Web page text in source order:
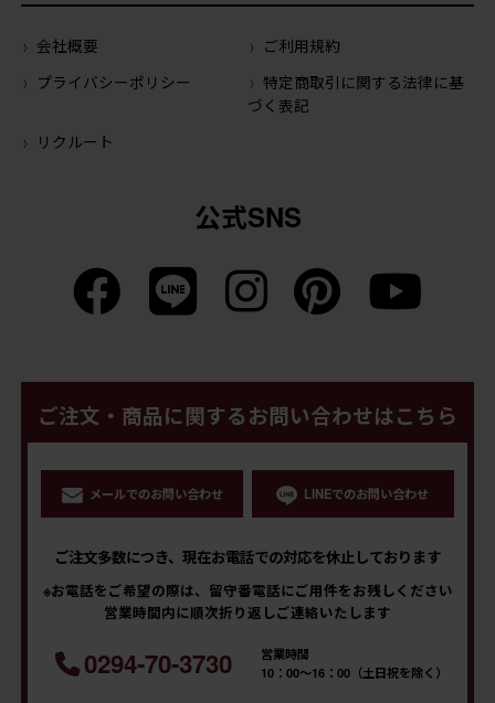
会社概要
ご利用規約
プライバシーポリシー
特定商取引に関する法律に基
づく表記
リクルート
公式SNS
ご注文・商品に関するお問い合わせはこちら
メールでのお問い合わせ LINEでのお問い合わせ
ご注文多数につき、現在お電話での対応を休止しております
※お電話をご希望の際は、留守番電話にご用件をお残しください
営業時間内に順次折り返しご連絡いたします
0294-70-3730
営業時間
10：00～16：00（土日祝を除く）